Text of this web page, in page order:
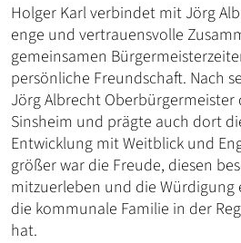
Holger Karl verbindet mit Jörg
enge und vertrauensvolle
gemeinsamen
persönliche Freundschaft. Nach
Jörg Albrecht Oberbürgermeister
Sinsheim und prägte auch dort
Entwicklung mit Weitblick und
größer war die Freude, diesen
mitzuerleben und die Würdigung
die kommunale Familie in der
hat.